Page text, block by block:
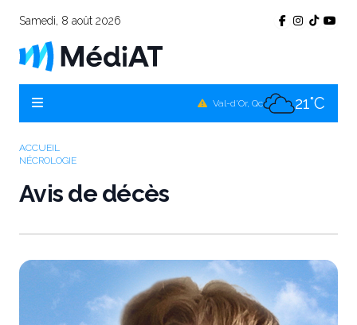
Samedi, 8 août 2026
Val-d'Or, Qc 21°C
ACCUEIL
NÉCROLOGIE
Avis de décès